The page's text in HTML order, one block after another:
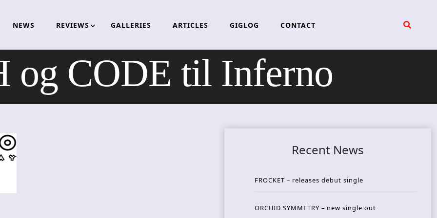
NEWS REVIEWS GALLERIES ARTICLES GIGLOG CONTACT
og CODE til Inferno
Recent News
FROCKET – releases debut single
ORCHID SYMMETRY – new single out